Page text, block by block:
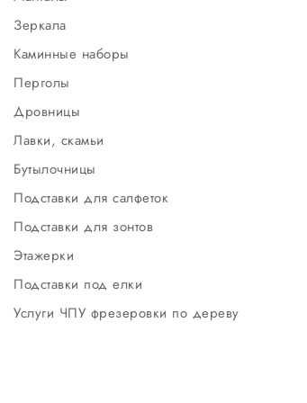
Зеркала
Каминные наборы
Перголы
Дровницы
Лавки, скамьи
Бутылочницы
Подставки для салфеток
Подставки для зонтов
Этажерки
Подставки под елки
Услуги ЧПУ фрезеровки по дереву